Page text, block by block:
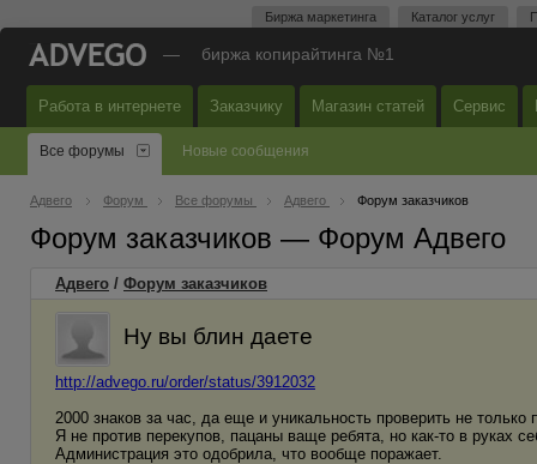
Биржа маркетинга Каталог услуг
— биржа копирайтинга №1
Работа в интернете Заказчику Магазин статей Сервис
Все форумы Новые сообщения
Адвего Форум Все форумы Адвего Форум заказчиков
Форум заказчиков — Форум Адвего
Адвего / Форум заказчиков
Ну вы блин даете
http://advego.ru/order/status/3912032
2000 знаков за час, да еще и уникальность проверить не
Я не против перекупов, пацаны ваще ребята, но как-то в руках
Администрация это одобрила, что вообще поражает.